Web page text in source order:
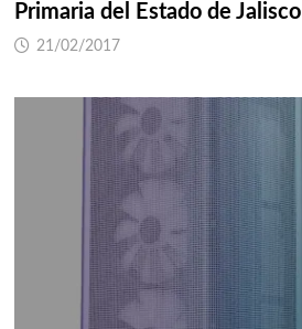
Primaria del Estado de Jalisco
21/02/2017